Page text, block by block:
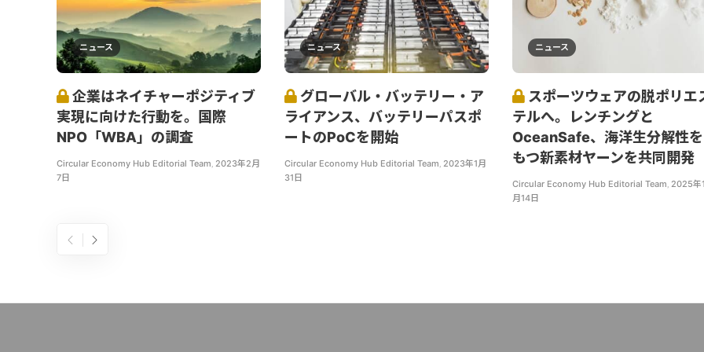
ニュース
企業はネイチャーポジティブ
実現に向けた行動を。国際
NPO「WBA」の調査
Circular Economy Hub Editorial Team, 2023年2月
7日
ニュース
グローバル・バッテリー・ア
ライアンス、バッテリーパスポ
ートのPoCを開始
Circular Economy Hub Editorial Team, 2023年1月
31日
ニュース
スポーツウェアの脱ポリエ
テルへ。レンチングと
OceanSafe、海洋生分解性を
もつ新素材ヤーンを共同開発
Circular Economy Hub Editorial Team, 2025年
月14日